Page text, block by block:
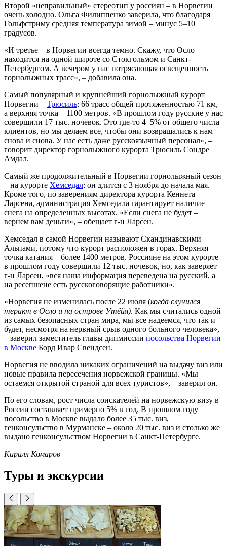
Второй «неправильный» стереотип у россиян – в Норвегии
очень холодно. Ольга Филиппенко заверила, что благодаря
Гольфстриму средняя температура зимой – минус 5–10
градусов.
«И третье – в Норвегии всегда темно. Скажу, что Осло
находится на одной широте со Стокгольмом и Санкт-
Петербургом. А вечером у нас потрясающая освещенность
горнолыжных трасс», – добавила она.
Самый популярный и крупнейший горнолыжный курорт
Норвегии – Трюсиль: 66 трасс общей протяженностью 71 км,
а верхняя точка – 1100 метров. «В прошлом году русские у нас
совершили 17 тыс. ночевок. Это где-то 4–5% от общего числа
клиентов, но мы делаем все, чтобы они возвращались к нам
снова и снова. У нас есть даже русскоязычный персонал», –
говорит директор горнолыжного курорта Трюсиль Сондре
Амдал.
Самый же продолжительный в Норвегии горнолыжный сезон
– на курорте Хемседал: он длится с 3 ноября до начала мая.
Кроме того, по заверениям директора курорта Кеннета
Ларсена, администрация Хемседала гарантирует наличие
снега на определенных высотах. «Если снега не будет –
вернем вам деньги», – обещает г-н Ларсен.
Хемседал в самой Норвегии называют Скандинавскими
Альпами, потому что курорт расположен в горах. Верхняя
точка катания – более 1400 метров. Россияне на этом курорте
в прошлом году совершили 12 тыс. ночевок, но, как заверяет
г-н Ларсен, «вся наша информация переведена на русский, а
на ресепшене есть русскоговорящие работники».
«Норвегия не изменилась после 22 июля (когда случился
теракт в Осло и на острове Утёйя). Как мы считались одной
из самых безопасных стран мира, мы все надеемся, что так и
будет, несмотря на нервный срыв одного больного человека»,
– заверил заместитель главы дипмиссии посольства Норвегии
в Москве Борд Ивар Свендсен.
Норвегия не вводила никаких ограничений на выдачу виз или
новые правила пересечения норвежской границы. «Мы
остаемся открытой страной для всех туристов», – заверил он.
По его словам, рост числа соискателей на норвежскую визу в
России составляет примерно 5% в год. В прошлом году
посольство в Москве выдало более 35 тыс. виз,
генконсульство в Мурманске – около 20 тыс. виз и столько же
выдано генконсульством Норвегии в Санкт-Петербурге.
Кирилл Комаров
Туры и экскурсии